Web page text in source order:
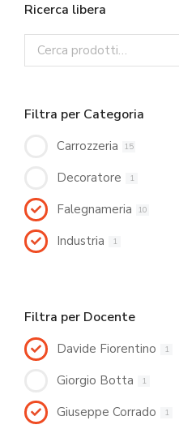
Ricerca libera
Filtra per Categoria
Carrozzeria 15
Decoratore 1
Falegnameria 10
Industria 1
Filtra per Docente
Davide Fiorentino 1
Giorgio Botta 1
Giuseppe Corrado 1